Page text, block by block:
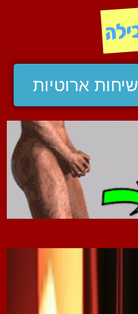
שיחות ארוטיות